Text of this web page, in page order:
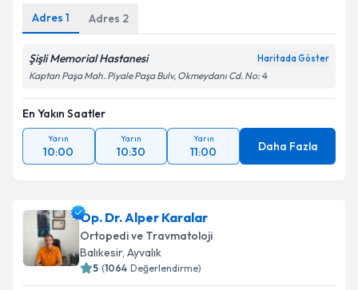
Adres 1 Adres 2
Şişli Memorial Hastanesi Haritada Göster
Kaptan Paşa Mah. Piyale Paşa Bulv, Okmeydanı Cd. No: 4
En Yakın Saatler
Yarın
10:00
Yarın
10:30
Yarın
11:00 Daha Fazla
Op. Dr. Alper Karalar
Ortopedi ve Travmatoloji
Balıkesir, Ayvalık
5 (1064 Değerlendirme)